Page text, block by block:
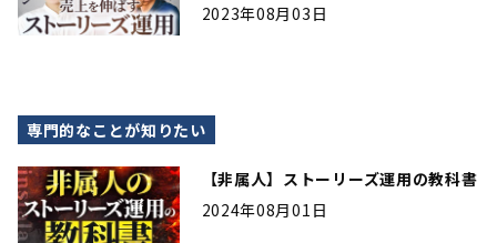
2023年08月03日
専門的なことが知りたい
【非属人】ストーリーズ運用の教科書
2024年08月01日